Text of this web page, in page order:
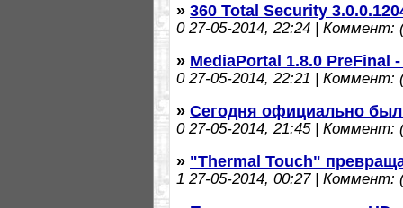
» 360 Total Security
027-05-2014, 22:24 | Коммент:
» MediaPortal 1.8.0 PreFinal
027-05-2014, 22:21 | Коммент:
» Сегодня официально был
027-05-2014, 21:45 | Коммент:
» "Thermal Touch"
1 27-05-2014, 00:27 | Коммент: